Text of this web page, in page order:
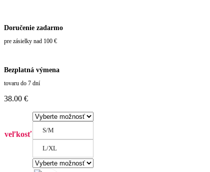
Doručenie zadarmo
pre zásielky nad 100 €
Bezplatná výmena
tovaru do 7 dní
38.00 €
veľkosť S/M
L/XL